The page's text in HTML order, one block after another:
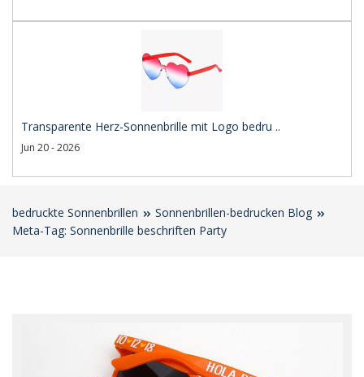
Transparente Herz-Sonnenbrille mit Logo bedru ..
Jun 20 - 2026
bedruckte Sonnenbrillen
Sonnenbrillen-bedrucken Blog
Meta-Tag: Sonnenbrille beschriften Party